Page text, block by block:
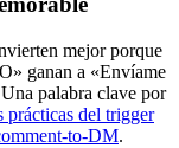
mejor porque
ganan a «Envíame
palabra clave por
prácticas del trigger
to-DM.